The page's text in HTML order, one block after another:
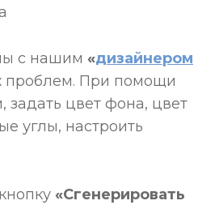
с нашим «дизайнером
проблем. При помощи
задать цвет фона, цвет
углы, настроить
«Сгенерировать